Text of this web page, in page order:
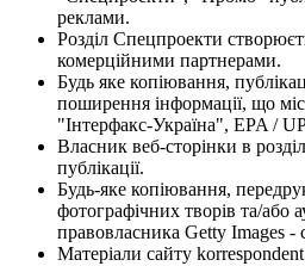
реклами.
Розділ Спецпроекти
комерційними партнерами.
Будь яке копіювання,
поширення інформації, що
"Інтерфакс-Україна", EPA /
Власник веб-сторінки в
публікації.
Будь-яке копіювання,
фотографічних творів та/або
правовласника Getty Images -
Матеріали сайту